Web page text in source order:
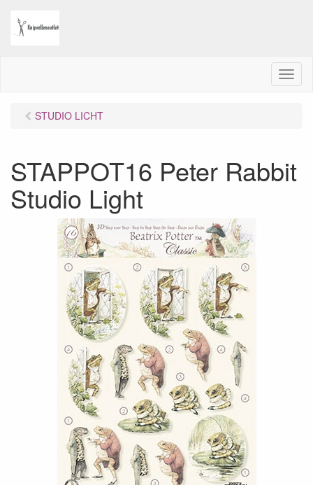
M
e
STUDIO LICHT
STAPPOT16 Peter Rabbit
Studio Light